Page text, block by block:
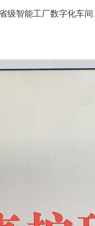
智能工厂数字化车